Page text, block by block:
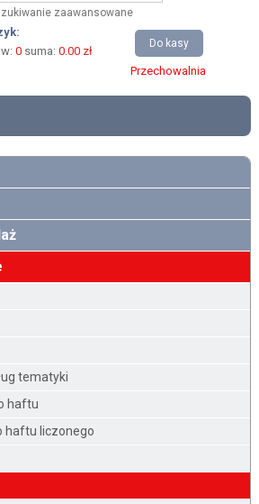
zaawansowane
0suma: 0.00 zł
Do kasy
Przechowalnia
tematyki
haftu
haftu liczonego